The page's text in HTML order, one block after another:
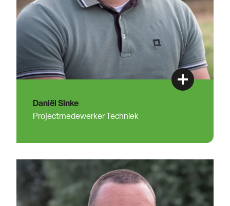
Daniël Sinke
Projectmedewerker Techniek